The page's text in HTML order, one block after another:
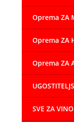
Oprema ZA
Oprema ZA
Oprema ZA
SVE ZA